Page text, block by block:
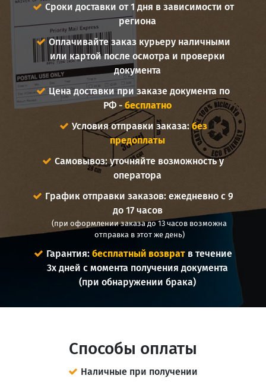
Сроки доставки от 1 дня в зависимости от
региона
Оплачивайте заказ курьеру наличными
или картой после осмотра и проверки
документа
Цена доставки при заказе документа по
РФ -бесплатно
Условия отправки заказа:без
предоплаты
Самовывоз: уточняйте возможность у
оператора
График отправки заказов: ежедневно с 9
до 17 часов
(при оформлении заказа до 13 часов возможна
отправка в этот же день)
Гарантия:бесплатный возврат в течение
3х дней с момента получения документа
(при обнаружении брака)
Способы оплаты
Наличные при получении